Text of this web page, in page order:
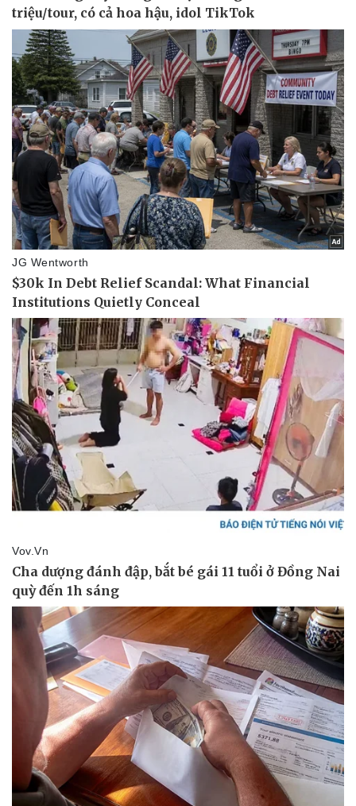
Thể thao
Bóng đá
Lịch thi đấu bóng đá
Thế giới thể thao
eSports
Hậu trường
Ô tô - Xe máy
Xe máy
Tư vấn